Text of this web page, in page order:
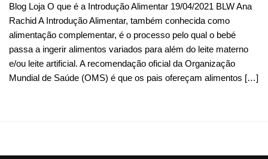
Blog Loja O que é a Introdução Alimentar 19/04/2021 BLW Ana
Rachid A Introdução Alimentar, também conhecida como
alimentação complementar, é o processo pelo qual o bebé
passa a ingerir alimentos variados para além do leite materno
e/ou leite artificial. A recomendação oficial da Organização
Mundial de Saúde (OMS) é que os pais ofereçam alimentos […]